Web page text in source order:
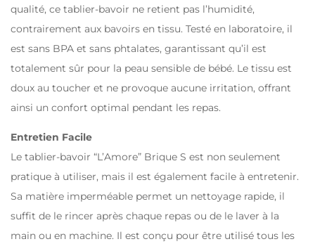
qualité, ce tablier-bavoir ne retient pas l’humidité,
contrairement aux bavoirs en tissu. Testé en laboratoire, il
est sans BPA et sans phtalates, garantissant qu’il est
totalement sûr pour la peau sensible de bébé. Le tissu est
doux au toucher et ne provoque aucune irritation, offrant
ainsi un confort optimal pendant les repas.
Entretien Facile
Le tablier-bavoir “L’Amore” Brique S est non seulement
pratique à utiliser, mais il est également facile à entretenir.
Sa matière imperméable permet un nettoyage rapide, il
suffit de le rincer après chaque repas ou de le laver à la
main ou en machine. Il est conçu pour être utilisé tous les